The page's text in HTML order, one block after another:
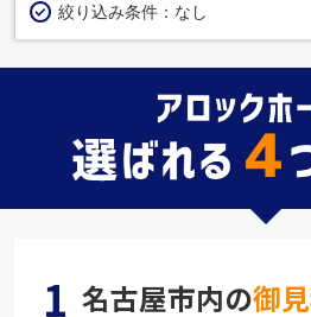
絞り込み条件： なし
1 名古屋市内の御